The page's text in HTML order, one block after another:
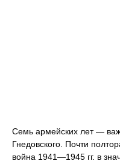
Семь армейских лет —
Гнедовского. Почти
война 1941—1945 гг. в